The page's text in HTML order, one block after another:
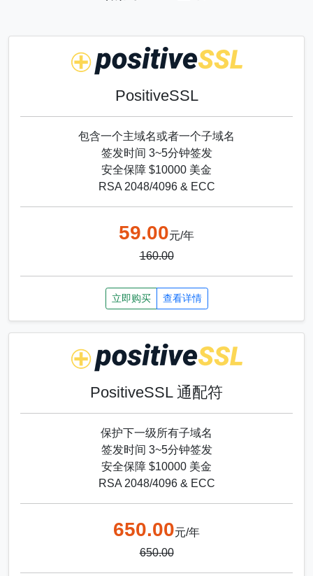
PositiveSSL
包含一个主域名或者一个子域名
签发时间 3~5分钟签发
安全保障 $10000 美金
RSA 2048/4096 & ECC
59.00元/年
160.00
立即购买 查看详情
PositiveSSL 通配符
保护下一级所有子域名
签发时间 3~5分钟签发
安全保障 $10000 美金
RSA 2048/4096 & ECC
650.00元/年
650.00